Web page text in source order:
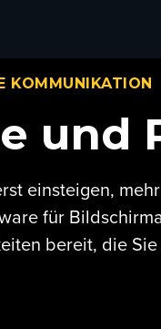
KOMMUNIKATION
und
einsteigen,
für
bereit, die